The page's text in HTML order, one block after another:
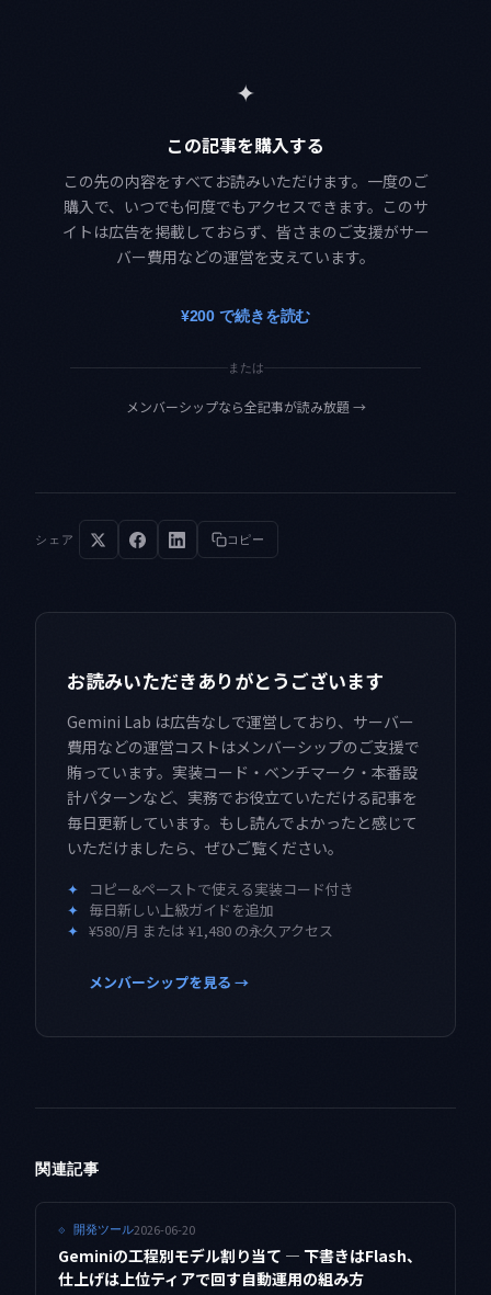
✦
この記事を購入する
この先の内容をすべてお読みいただけます。一度のご
購入で、いつでも何度でもアクセスできます。このサ
イトは広告を掲載しておらず、皆さまのご支援がサー
バー費用などの運営を支えています。
¥200 で続きを読む
または
メンバーシップなら全記事が読み放題→
シェア コピー
お読みいただきありがとうございます
Gemini Lab は広告なしで運営しており、サーバー
費用などの運営コストはメンバーシップのご支援で
賄っています。実装コード・ベンチマーク・本番設
計パターンなど、実務でお役立ていただける記事を
毎日更新しています。もし読んでよかったと感じて
いただけましたら、ぜひご覧ください。
✦
コピー&ペーストで使える実装コード付き
✦ 毎日新しい上級ガイドを追加
✦ ¥580/月 または ¥1,480 の永久アクセス
メンバーシップを見る →
関連記事
⟐ 開発ツール2026-06-20
Geminiの工程別モデル割り当て — 下書きはFlash、
仕上げは上位ティアで回す自動運用の組み方